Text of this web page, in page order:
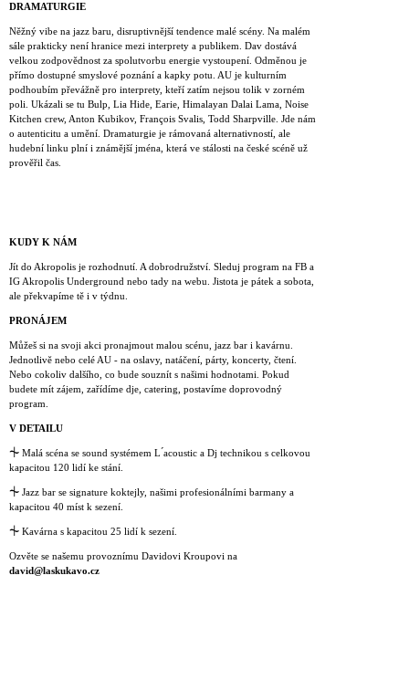
DRAMATURGIE
Něžný vibe na jazz baru, disruptivnější tendence malé scény. Na malém
sále prakticky není hranice mezi interprety a publikem. Dav dostává
velkou zodpovědnost za spolutvorbu energie vystoupení. Odměnou je
přímo dostupné smyslové poznání a kapky potu. AU je kulturním
podhoubím převážně pro interprety, kteří zatím nejsou tolik v zorném
poli. Ukázali se tu Bulp, Lia Hide, Earie, Himalayan Dalai Lama, Noise
Kitchen crew, Anton Kubikov, François Svalis, Todd Sharpville. Jde nám
o autenticitu a umění. Dramaturgie je rámovaná alternativností, ale
hudební linku plní i známější jména, která ve stálosti na české scéně už
prověřil čas.
KUDY K NÁM
Jít do Akropolis je rozhodnutí. A dobrodružství. Sleduj program na FB a
IG Akropolis Underground nebo tady na webu. Jistota je pátek a sobota,
ale překvapíme tě i v týdnu.
PRONÁJEM
Můžeš si na svoji akci pronajmout malou scénu, jazz bar i kavárnu.
Jednotlivě nebo celé AU - na oslavy, natáčení, párty, koncerty, čtení.
Nebo cokoliv dalšího, co bude souznít s našimi hodnotami. Pokud
budete mít zájem, zařídíme dje, catering, postavíme doprovodný
program.
V DETAILU
⏆ Malá scéna se sound systémem L ́acoustic a Dj technikou s celkovou
kapacitou 120 lidí ke stání.
⏆ Jazz bar se signature koktejly, našimi profesionálními barmany a
kapacitou 40 míst k sezení.
⏆ Kavárna s kapacitou 25 lidí k sezení.
Ozvěte se našemu provoznímu Davidovi Kroupovi na
david@laskukavo.cz